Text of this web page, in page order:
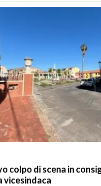
colpo di scena in
vicesindaca